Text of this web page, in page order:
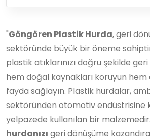
"Göngören Plastik Hurda, geri
sektöründe büyük bir öneme
plastik atıklarınızı doğru şekilde
hem doğal kaynakları koruyun
fayda sağlayın. Plastik hurdalar,
sektöründen otomotiv endüstrisine
yelpazede kullanılan bir
hurdanızı geri dönüşüme